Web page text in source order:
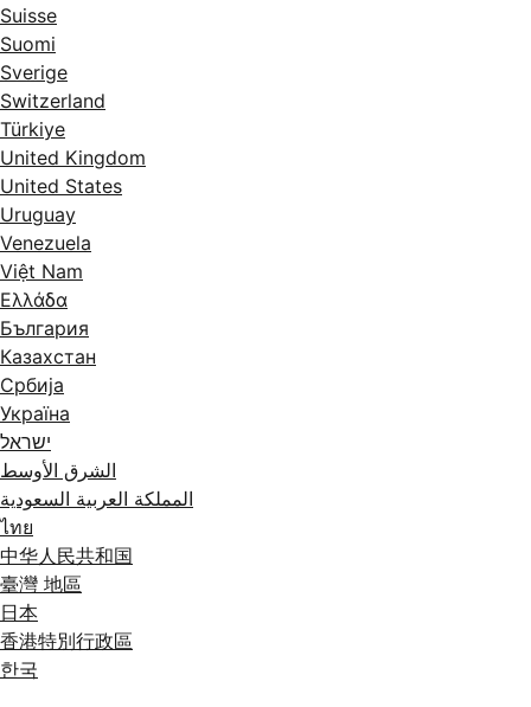
Suisse
Suomi
Sverige
Switzerland
Türkiye
United Kingdom
United States
Uruguay
Venezuela
Việt Nam
Ελλάδα
България
Казахстан
Србија
Україна
ישראל
الشرق الأوسط
المملكة العربية السعودية
ไทย
中华人民共和国
臺灣 地區
日本
香港特別行政區
한국